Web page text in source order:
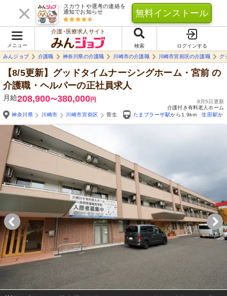
スカウトや選考の連絡を
通知でお知らせ
無料インストール
メニュー
介護･医療求人サイト
検索
ログインする
みんジョブ
介護職 神奈川県の介護職 川崎市の介護職 川崎市宮前区の介護職 グ
【8/5更新】グッドタイムナーシングホーム・宮前 の
介護職・ヘルパーの正社員求人
月給208,900〜380,000円
8月5日更新
介護付き有料老人ホーム
神奈川県
川崎市 川崎市宮前区 菅生 たまプラーザ駅から1.9km 生田駅か